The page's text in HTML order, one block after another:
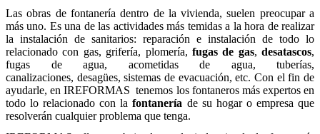
Las obras de fontanería dentro de la vivienda, suelen preocupar a
más uno. Es una de las actividades más temidas a la hora de realizar
la instalación de sanitarios: reparación e instalación de todo lo
relacionado con gas, grifería, plomería, fugas de gas, desatascos,
fugas de agua, acometidas de agua, tuberías,
canalizaciones, desagües, sistemas de evacuación, etc. Con el fin de
ayudarle, en IREFORMAS tenemos los fontaneros más expertos en
todo lo relacionado con lafontanería de su hogar o empresa que
resolverán cualquier problema que tenga.